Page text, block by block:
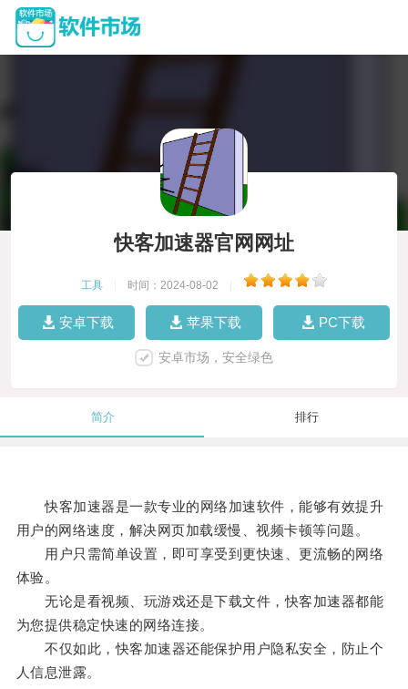
快客加速器官网网址
工具 时间：2024-08-02
安卓下载 苹果下载 PC下载
安卓市场，安全绿色
简介 排行
快客加速器是一款专业的网络加速软件，能够有效提升
用户的网络速度，解决网页加载缓慢、视频卡顿等问题。
用户只需简单设置，即可享受到更快速、更流畅的网络
体验。
无论是看视频、玩游戏还是下载文件，快客加速器都能
为您提供稳定快速的网络连接。
不仅如此，快客加速器还能保护用户隐私安全，防止个
人信息泄露。